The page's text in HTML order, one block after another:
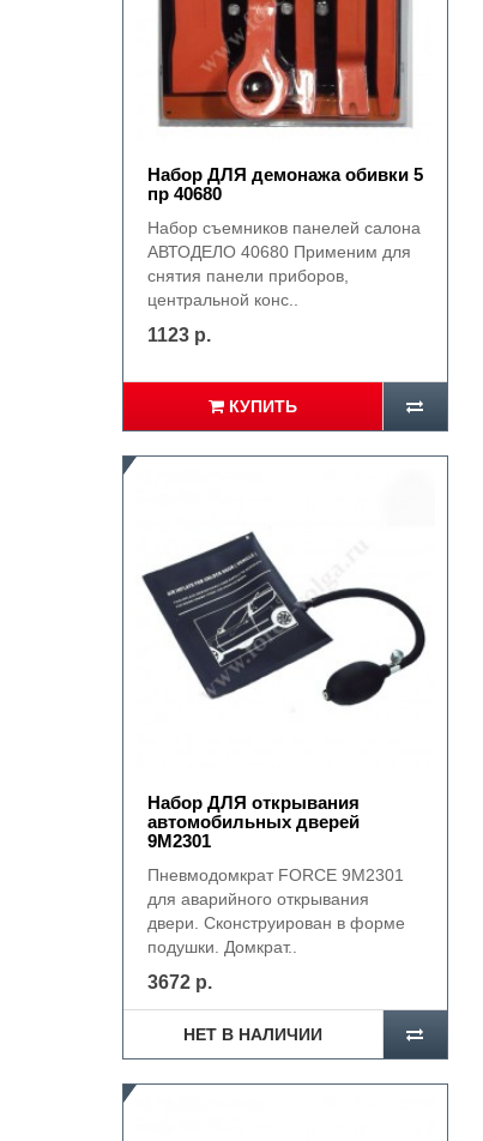
Набор ДЛЯ демонажа обивки 5
пр 40680
Набор съемников панелей салона
АВТОДЕЛО 40680 Применим для
снятия панели приборов,
центральной конс..
1123 р.
КУПИТЬ
Набор ДЛЯ открывания
автомобильных дверей
9М2301
Пневмодомкрат FORCE 9M2301
для аварийного открывания
двери. Сконструирован в форме
подушки. Домкрат..
3672 р.
НЕТ В НАЛИЧИИ